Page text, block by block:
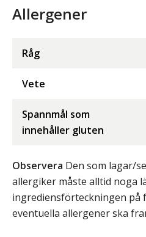
Allergener
Råg
Vete
Spannmål som
innehåller gluten
Observera Den som lagar/
allergiker måste alltid noga
ingrediensförteckningen på
eventuella allergener ska